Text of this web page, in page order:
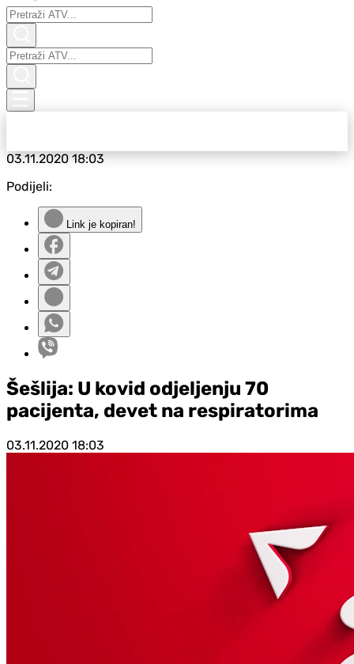
03.11.202018:03
Podijeli:
Link je kopiran!
Šešlija: U kovid odjeljenju 70
pacijenta, devet na respiratorima
03.11.2020 18:03